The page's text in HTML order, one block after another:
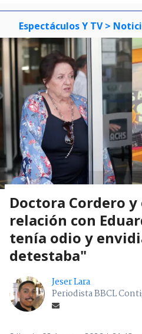
Espectáculos Y TV >
Doctora Cordero
relación con
tenía odio y
detestaba"
Jeser Lara
Periodista BBCL